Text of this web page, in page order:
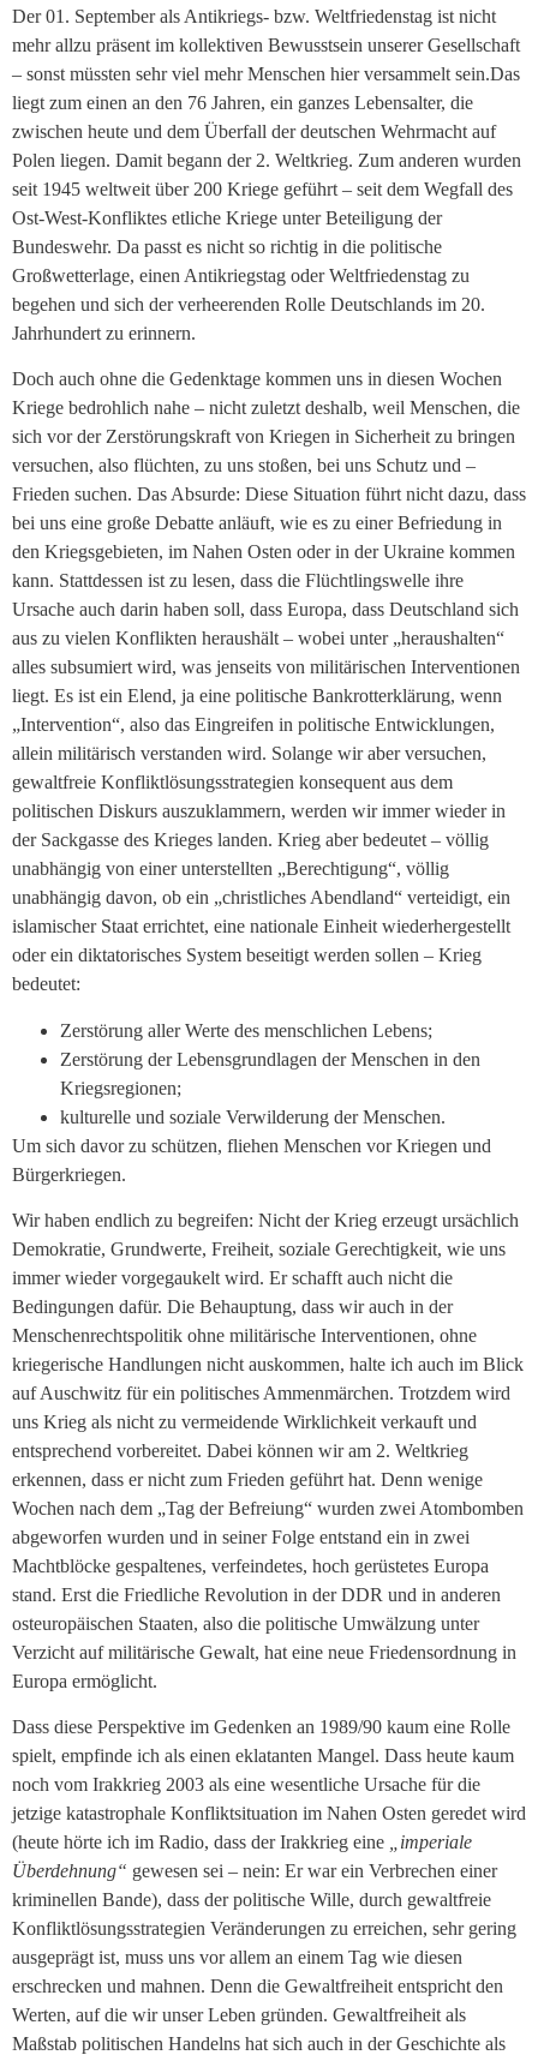
Der 01. September als Antikriegs- bzw. Weltfriedenstag ist nicht
mehr allzu präsent im kollektiven Bewusstsein unserer Gesellschaft
– sonst müssten sehr viel mehr Menschen hier versammelt sein.Das
liegt zum einen an den 76 Jahren, ein ganzes Lebensalter, die
zwischen heute und dem Überfall der deutschen Wehrmacht auf
Polen liegen. Damit begann der 2. Weltkrieg. Zum anderen wurden
seit 1945 weltweit über 200 Kriege geführt – seit dem Wegfall des
Ost-West-Konfliktes etliche Kriege unter Beteiligung der
Bundeswehr. Da passt es nicht so richtig in die politische
Großwetterlage, einen Antikriegstag oder Weltfriedenstag zu
begehen und sich der verheerenden Rolle Deutschlands im 20.
Jahrhundert zu erinnern.
Doch auch ohne die Gedenktage kommen uns in diesen Wochen
Kriege bedrohlich nahe – nicht zuletzt deshalb, weil Menschen, die
sich vor der Zerstörungskraft von Kriegen in Sicherheit zu bringen
versuchen, also flüchten, zu uns stoßen, bei uns Schutz und –
Frieden suchen. Das Absurde: Diese Situation führt nicht dazu, dass
bei uns eine große Debatte anläuft, wie es zu einer Befriedung in
den Kriegsgebieten, im Nahen Osten oder in der Ukraine kommen
kann. Stattdessen ist zu lesen, dass die Flüchtlingswelle ihre
Ursache auch darin haben soll, dass Europa, dass Deutschland sich
aus zu vielen Konflikten heraushält – wobei unter „heraushalten“
alles subsumiert wird, was jenseits von militärischen Interventionen
liegt. Es ist ein Elend, ja eine politische Bankrotterklärung, wenn
„Intervention“, also das Eingreifen in politische Entwicklungen,
allein militärisch verstanden wird. Solange wir aber versuchen,
gewaltfreie Konfliktlösungsstrategien konsequent aus dem
politischen Diskurs auszuklammern, werden wir immer wieder in
der Sackgasse des Krieges landen. Krieg aber bedeutet – völlig
unabhängig von einer unterstellten „Berechtigung“, völlig
unabhängig davon, ob ein „christliches Abendland“ verteidigt, ein
islamischer Staat errichtet, eine nationale Einheit wiederhergestellt
oder ein diktatorisches System beseitigt werden sollen – Krieg
bedeutet:
Zerstörung aller Werte des menschlichen Lebens;
Zerstörung der Lebensgrundlagen der Menschen in den
Kriegsregionen;
kulturelle und soziale Verwilderung der Menschen.
Um sich davor zu schützen, fliehen Menschen vor Kriegen und
Bürgerkriegen.
Wir haben endlich zu begreifen: Nicht der Krieg erzeugt ursächlich
Demokratie, Grundwerte, Freiheit, soziale Gerechtigkeit, wie uns
immer wieder vorgegaukelt wird. Er schafft auch nicht die
Bedingungen dafür. Die Behauptung, dass wir auch in der
Menschenrechtspolitik ohne militärische Interventionen, ohne
kriegerische Handlungen nicht auskommen, halte ich auch im Blick
auf Auschwitz für ein politisches Ammenmärchen. Trotzdem wird
uns Krieg als nicht zu vermeidende Wirklichkeit verkauft und
entsprechend vorbereitet. Dabei können wir am 2. Weltkrieg
erkennen, dass er nicht zum Frieden geführt hat. Denn wenige
Wochen nach dem „Tag der Befreiung“ wurden zwei Atombomben
abgeworfen wurden und in seiner Folge entstand ein in zwei
Machtblöcke gespaltenes, verfeindetes, hoch gerüstetes Europa
stand. Erst die Friedliche Revolution in der DDR und in anderen
osteuropäischen Staaten, also die politische Umwälzung unter
Verzicht auf militärische Gewalt, hat eine neue Friedensordnung in
Europa ermöglicht.
Dass diese Perspektive im Gedenken an 1989/90 kaum eine Rolle
spielt, empfinde ich als einen eklatanten Mangel. Dass heute kaum
noch vom Irakkrieg 2003 als eine wesentliche Ursache für die
jetzige katastrophale Konfliktsituation im Nahen Osten geredet wird
(heute hörte ich im Radio, dass der Irakkrieg eine „imperiale
Überdehnung“ gewesen sei – nein: Er war ein Verbrechen einer
kriminellen Bande), dass der politische Wille, durch gewaltfreie
Konfliktlösungsstrategien Veränderungen zu erreichen, sehr gering
ausgeprägt ist, muss uns vor allem an einem Tag wie diesen
erschrecken und mahnen. Denn die Gewaltfreiheit entspricht den
Werten, auf die wir unser Leben gründen. Gewaltfreiheit als
Maßstab politischen Handelns hat sich auch in der Geschichte als